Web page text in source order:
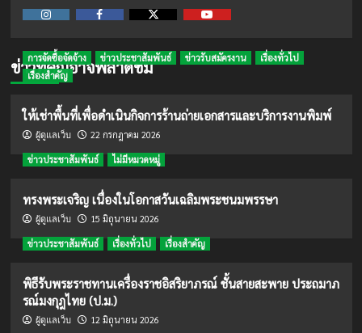
ข่าวที่คุณอาจพลาดชม
การจัดซื้อจัดจ้าง ข่าวประชาสัมพันธ์ ข่าวรับสมัครงาน
เรื่องทั่วไป
เรื่องสำคัญ
ให้เช่าพื้นที่เพื่อดำเนินกิจการร้านถ่ายเอกสารและบริการงานพิมพ์
ผู้ดูแลเว็บ 22 กรกฎาคม 2026
ข่าวประชาสัมพันธ์ ไม่มีหมวดหมู่
ทรงพระเจริญ เนื่องในโอกาสวันเฉลิมพระชนมพรรษา
ผู้ดูแลเว็บ 15 มิถุนายน 2026
ข่าวประชาสัมพันธ์ เรื่องทั่วไป เรื่องสำคัญ
พิธีรับพระราชทานเครื่องราชอิสริยาภรณ์ ชั้นสายสะพาย ประถมาภ
รณ์มงกุฎไทย (ป.ม.)
ผู้ดูแลเว็บ 12 มิถุนายน 2026